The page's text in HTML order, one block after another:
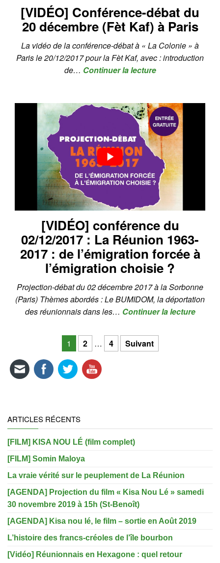
[VIDÉO] Conférence-débat du
20 décembre (Fèt Kaf) à Paris
La vidéo de la conférence-débat à « La Colonie » à
Paris le 20/12/2017 pour la Fèt Kaf, avec : introduction
de… Continuer la lecture
[VIDÉO] conférence du
02/12/2017 : La Réunion 1963-
2017 : de l’émigration forcée à
l’émigration choisie ?
Projection-débat du 02 décembre 2017 à la Sorbonne
(Paris) Thèmes abordés : Le BUMIDOM, la déportation
des réunionnais dans les… Continuer la lecture
Navigation des articles
1 2 … 4 Suivant
ARTICLES RÉCENTS
[FILM] KISA NOU LÉ (film complet)
[FILM] Somin Maloya
La vraie vérité sur le peuplement de La Réunion
[AGENDA] Projection du film « Kisa Nou Lé » samedi
30 novembre 2019 à 15h (St-Benoît)
[AGENDA] Kisa nou lé, le film – sortie en Août 2019
L’histoire des francs-créoles de l’île bourbon
[Vidéo] Réunionnais en Hexagone : quel retour